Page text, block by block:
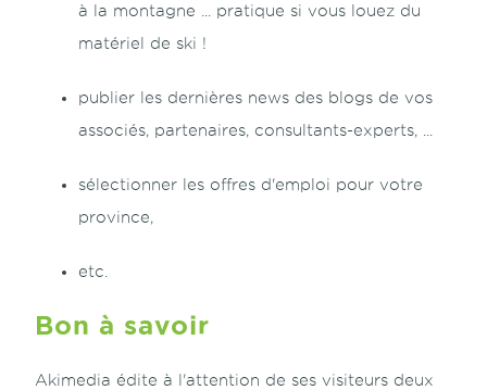
à la montagne ... pratique si vous louez du
matériel de ski !
publier les dernières news des blogs de vos
associés, partenaires, consultants-experts, ...
sélectionner les offres d'emploi pour votre
province,
etc.
Bon à savoir
Akimedia édite à l'attention de ses visiteurs deux